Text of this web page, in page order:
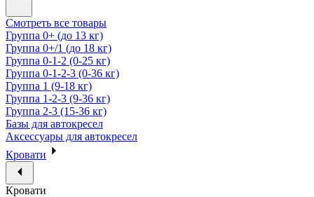
Смотреть все товары
Группа 0+ (до 13 кг)
Группа 0+/1 (до 18 кг)
Группа 0-1-2 (0-25 кг)
Группа 0-1-2-3 (0-36 кг)
Группа 1 (9-18 кг)
Группа 1-2-3 (9-36 кг)
Группа 2-3 (15-36 кг)
Базы для автокресел
Аксессуары для автокресел
Кровати
Кровати